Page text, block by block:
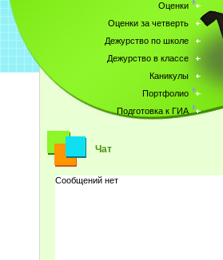
Оценки
Оценки за четверть
Дежурство по школе
Дежурство в классе
Каникулы
Портфолио
Подготовка к ГИА
Чат